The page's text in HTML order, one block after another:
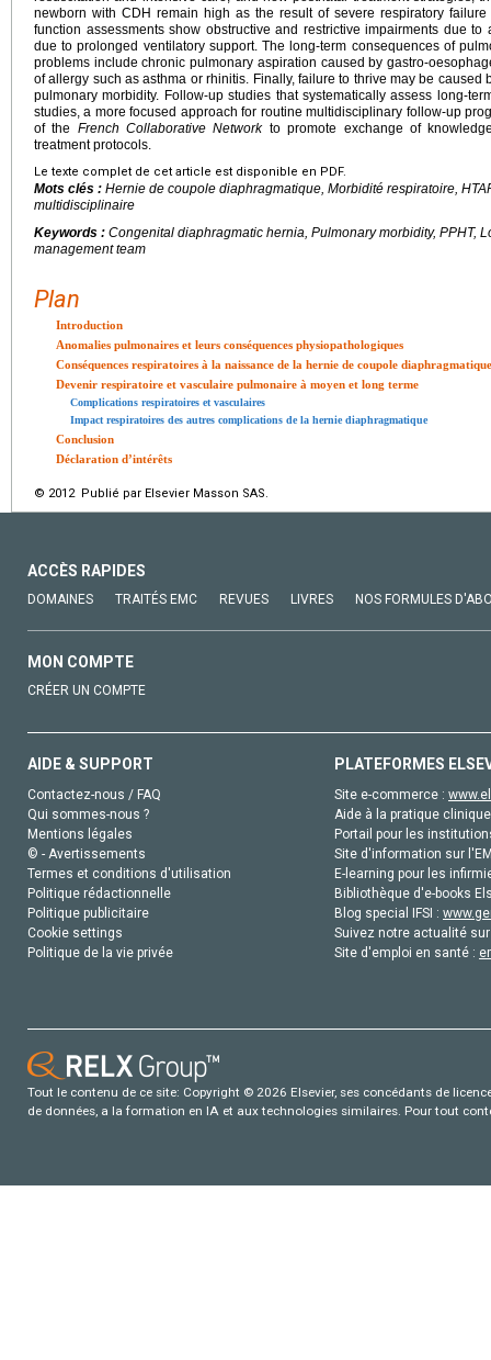
newborn with CDH remain high as the result of severe respiratory
function assessments show obstructive and restrictive impairments due
due to prolonged ventilatory support. The long-term consequences of
problems include chronic pulmonary aspiration caused by gastro-
of allergy such as asthma or rhinitis. Finally, failure to thrive may be
pulmonary morbidity. Follow-up studies that systematically assess long-
studies, a more focused approach for routine multidisciplinary follow-up
of the French Collaborative Networkto promote exchange of
treatment protocols.
Le texte complet de cet article est disponible en PDF.
Mots clés : Hernie de coupole diaphragmatique, Morbidité respiratoire,
multidisciplinaire
Keywords : Congenital diaphragmatic hernia, Pulmonary morbidity, PPHT,
management team
Plan
Introduction
Anomalies pulmonaires et leurs conséquences physiopathologiques
Conséquences respiratoires à la naissance de la hernie de coupole diaphragmatique
Devenir respiratoire et vasculaire pulmonaire à moyen et long terme
Complications respiratoires et vasculaires
Impact respiratoires des autres complications de la hernie diaphragmatique
Conclusion
Déclaration d’intérêts
© 2012 Publié par Elsevier Masson SAS.
ACCÈS RAPIDES
DOMAINES TRAITÉS EMC REVUES LIVRES NOS FORMULES
MON COMPTE
CRÉER UN COMPTE
AIDE & SUPPORT
Contactez-nous / FAQ
Qui sommes-nous ?
Mentions légales
© - Avertissements
Termes et conditions d'utilisation
Politique rédactionnelle
Politique publicitaire
Cookie settings
Politique de la vie privée
PLATEFORMES
Site e-commerce :
Aide à la pratique
Portail pour les
Site d'information sur
E-learning pour les
Bibliothèque d'e-books
Blog special IFSI :
Suivez notre actualité
Site d'emploi en santé :
Tout le contenu de ce site: Copyright © 2026 Elsevier, ses concédants de
de données, a la formation en IA et aux technologies similaires. Pour tout